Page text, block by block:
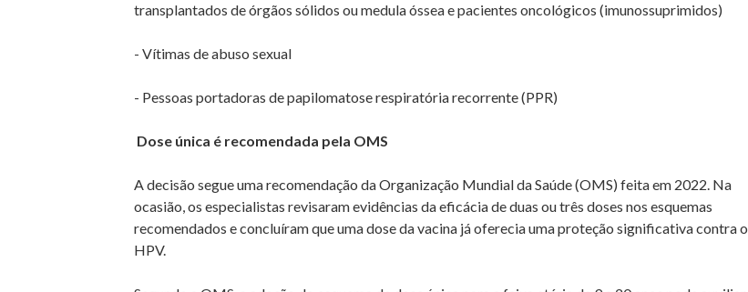
transplantados de órgãos sólidos ou medula óssea e pacientes oncológicos (imunossuprimidos)
- Vítimas de abuso sexual
- Pessoas portadoras de papilomatose respiratória recorrente (PPR)
Dose única é recomendada pela OMS
A decisão segue uma recomendação da Organização Mundial da Saúde (OMS) feita em 2022. Na
ocasião, os especialistas revisaram evidências da eficácia de duas ou três doses nos esquemas
recomendados e concluíram que uma dose da vacina já oferecia uma proteção significativa contra o
HPV.